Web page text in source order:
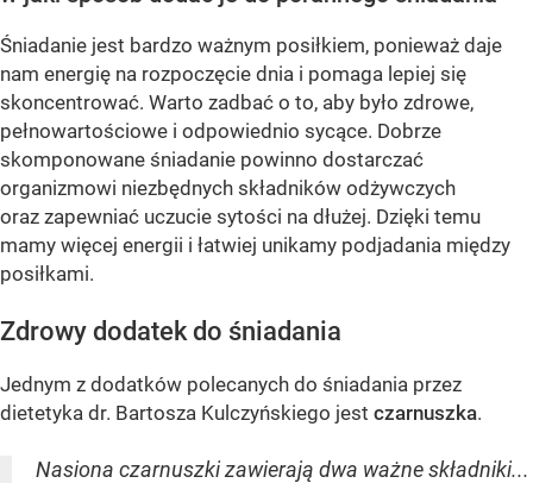
Śniadanie jest bardzo ważnym posiłkiem, ponieważ daje
nam energię na rozpoczęcie dnia i pomaga lepiej się
skoncentrować. Warto zadbać o to, aby było zdrowe,
pełnowartościowe i odpowiednio sycące. Dobrze
skomponowane śniadanie powinno dostarczać
organizmowi niezbędnych składników odżywczych
oraz zapewniać uczucie sytości na dłużej. Dzięki temu
mamy więcej energii i łatwiej unikamy podjadania między
posiłkami.
Zdrowy dodatek do śniadania
Jednym z dodatków polecanych do śniadania przez
dietetyka dr. Bartosza Kulczyńskiego jest czarnuszka.
Nasiona czarnuszki zawierają dwa ważne składniki...